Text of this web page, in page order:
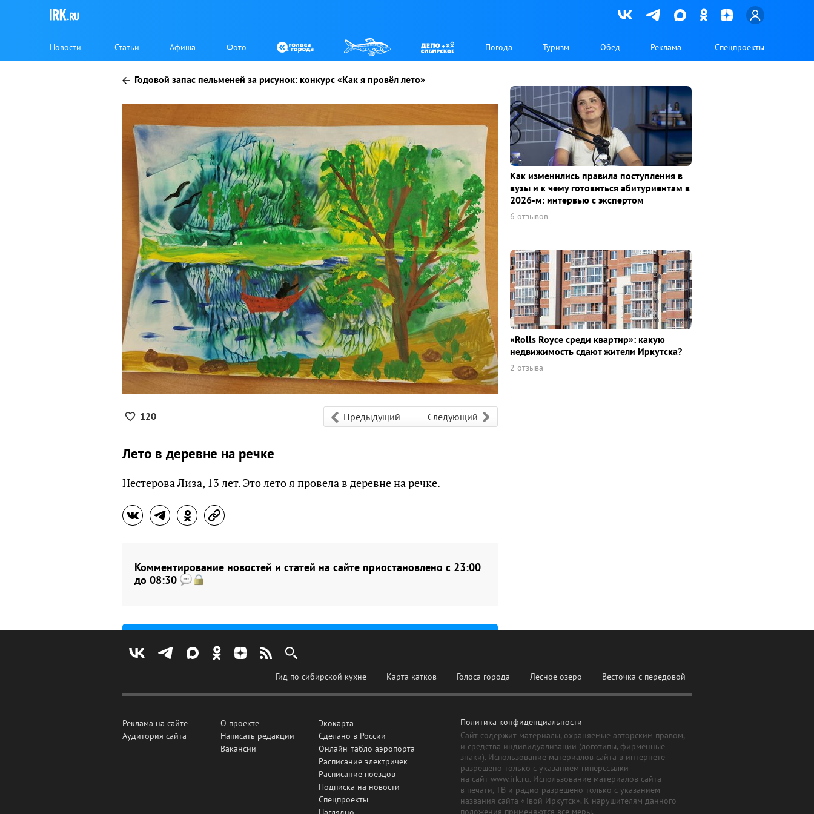
Новости Статьи Афиша Фото Погода Туризм Обед Реклама Спецпроекты
Годовой запас пельменей за рисунок: конкурс «Как я провёл лето»
120 Предыдущий Следующий
Лето в деревне на речке
Нестерова Лиза, 13 лет. Это лето я провела в деревне на речке.
Как изменились правила поступления в
вузы и к чему готовиться абитуриентам в
2026-м: интервью с экспертом
6 отзывов
«Rolls Royce среди квaртир»: какую
недвижимость сдают жители Иркутска?
2 отзыва
Комментирование новостей и статей на сайте приостановлено с 23:00
до 08:30
Гид по сибирской кухне Карта катков Голоса города Лесное озеро Весточка с передовой
Реклама на сайте
Аудитория сайта
О проекте
Написать редакции
Вакансии
Экокарта
Сделано в России
Онлайн-табло аэропорта
Расписание электричек
Расписание поездов
Подписка на новости
Спецпроекты
Политика конфиденциальности
Сайт содержит материалы, охраняемые авторским правом,
и средства индивидуализации (логотипы, фирменные
знаки). Использование материалов сайта в интернете
разрешено только с указанием гиперссылки
на сайт www.irk.ru. Использование материалов сайта
в печати, ТВ и радио разрешено только с указанием
названия сайта «Твой Иркутск». К нарушителям данного
положения применяются все меры,